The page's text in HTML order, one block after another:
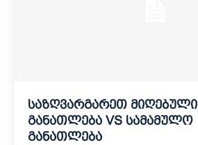
საზღვარგარეთ მიღებული
განათლება VS სამამულო
განათლება